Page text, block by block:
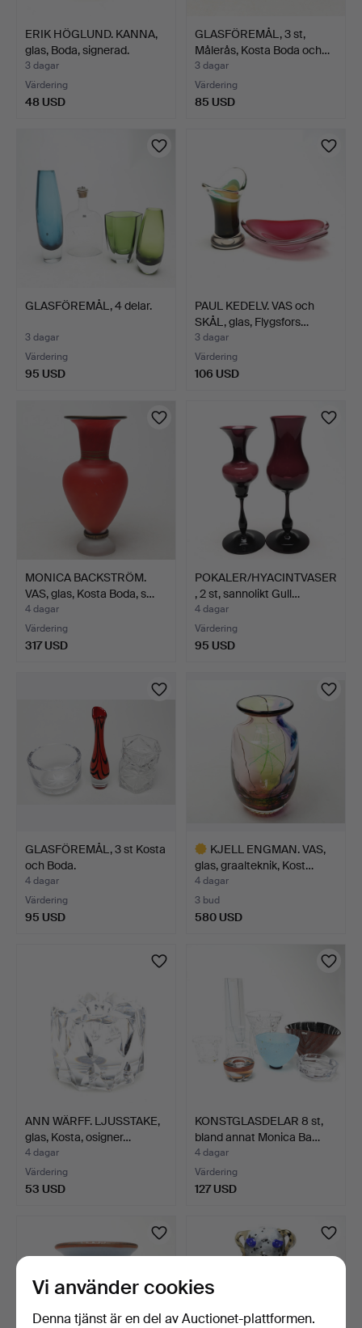
ERIK HÖGLUND. KANNA,
glas, Boda, signerad.
3 dagar
Värdering
48 USD
GLASFÖREMÅL, 3 st,
Målerås, Kosta Boda och…
3 dagar
Värdering
85 USD
GLASFÖREMÅL, 4 delar.
3 dagar
Värdering
95 USD
PAUL KEDELV. VAS och
SKÅL, glas, Flygsfors…
3 dagar
Värdering
106 USD
MONICA BACKSTRÖM.
VAS, glas, Kosta Boda, s…
4 dagar
Värdering
317 USD
POKALER/HYACINTVASER
, 2 st, sannolikt Gull…
4 dagar
Värdering
95 USD
GLASFÖREMÅL, 3 st Kosta
och Boda.
4 dagar
Värdering
95 USD
KJELL ENGMAN. VAS,
glas, graalteknik, Kost…
4 dagar
3 bud
580 USD
ANN WÄRFF. LJUSSTAKE,
glas, Kosta, osigner…
4 dagar
Värdering
53 USD
KONSTGLASDELAR 8 st,
bland annat Monica Ba…
4 dagar
Värdering
127 USD
Vi använder cookies
Denna tjänst är en del av Auctionet-plattformen.